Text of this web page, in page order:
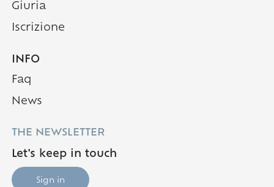
Giuria
Iscrizione
INFO
Faq
News(Pagina corrente)
THE NEWSLETTER
Let's keep in touch
Sign in